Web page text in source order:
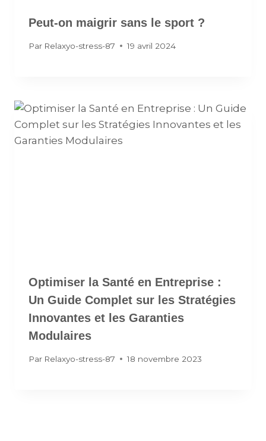
Peut-on maigrir sans le sport ?
Par Relaxyo-stress-87 19 avril 2024
Optimiser la Santé en Entreprise :
Un Guide Complet sur les Stratégies
Innovantes et les Garanties
Modulaires
Par Relaxyo-stress-87 18 novembre 2023